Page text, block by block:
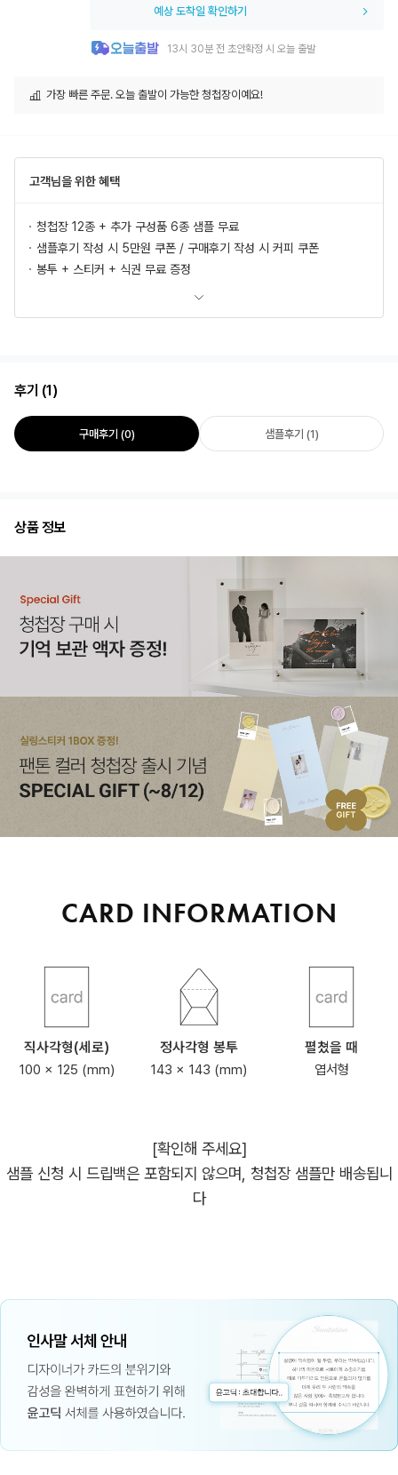
예상 도착일 확인하기
13시 30분 전 초안확정 시 오늘 출발
가장 빠른 주문. 오늘 출발이 가능한 청첩장이예요!
고객님을 위한 혜택
청첩장 12종 + 추가 구성품 6종 샘플 무료
샘플후기 작성 시 5만원 쿠폰 / 구매후기 작성 시 커피 쿠폰
봉투 + 스티커 + 식권 무료 증정
후기 (1)
구매후기 (0) 샘플후기 (1)
상품 정보
CARD INFORMATION
직사각형(세로)
100 x 125 (mm)
정사각형 봉투
143 x 143 (mm)
펼쳤을 때
엽서형
[확인해 주세요]
샘플 신청 시 드립백은 포함되지 않으며, 청첩장 샘플만 배송됩니
다